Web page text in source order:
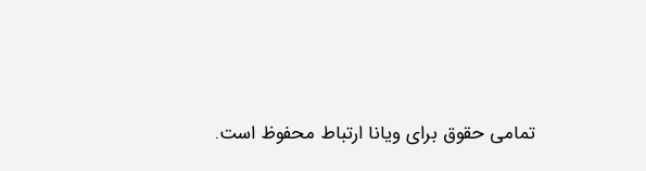
تمامی حقوق برای ویانا ارتباط محفوظ است.